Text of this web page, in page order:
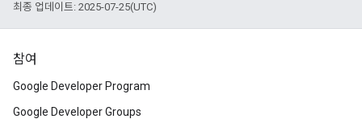
최종 업데이트: 2025-07-25(UTC)
참여
Google Developer Program
Google Developer Groups